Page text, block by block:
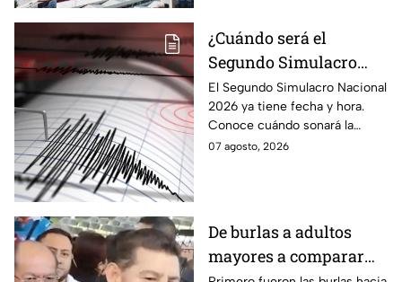
¿Cuándo será el
Segundo Simulacro
Nacional 2026? A esta
hora sonará la alerta
sísmica
El Segundo Simulacro Nacional
2026 ya tiene fecha y hora.
Conoce cuándo sonará la
alerta sísmica y qué ocurrirá
07 agosto, 2026
De burlas a adultos
mayores a comparar